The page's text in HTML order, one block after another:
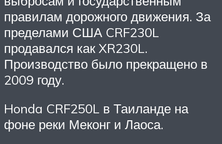
правилам дорожного движения. За
пределами США CRF230L
продавался как XR230L.
Производство было прекращено в
2009 году.
Honda CRF250L в Таиланде на
фоне реки Меконг и Лаоса.